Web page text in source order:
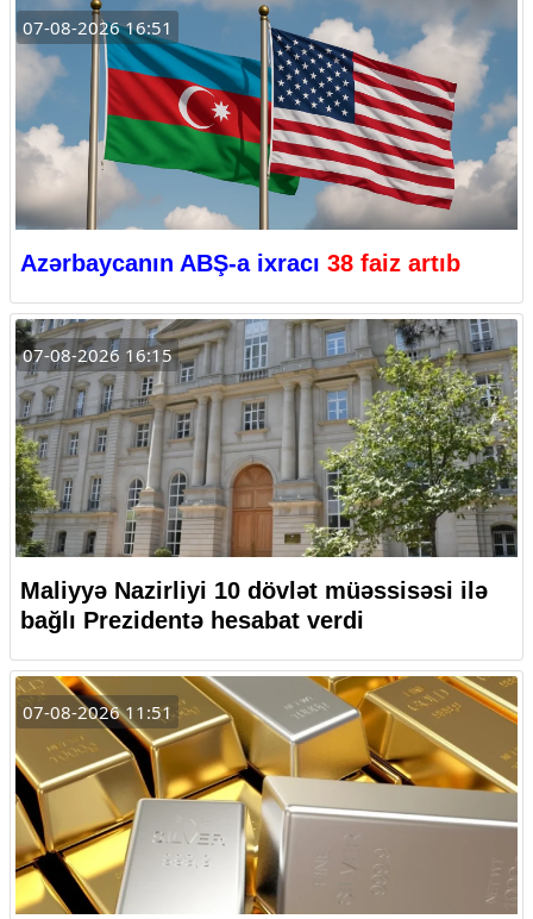
07-08-2026 16:51
Azərbaycanın ABŞ-a ixracı 38 faiz artıb
07-08-2026 16:15
Maliyyə Nazirliyi 10 dövlət müəssisəsi ilə
bağlı Prezidentə hesabat verdi
07-08-2026 11:51